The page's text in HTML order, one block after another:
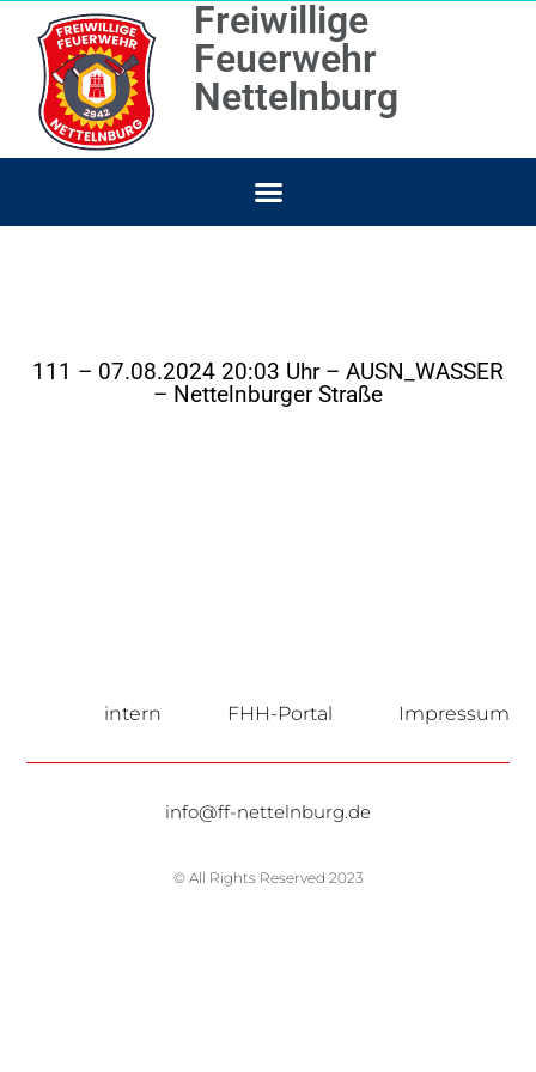
Freiwillige
Feuerwehr
Nettelnburg
111 – 07.08.2024 20:03 Uhr – AUSN_WASSER
– Nettelnburger Straße
intern FHH-Portal Impressum
info@ff-nettelnburg.de
© All Rights Reserved 2023